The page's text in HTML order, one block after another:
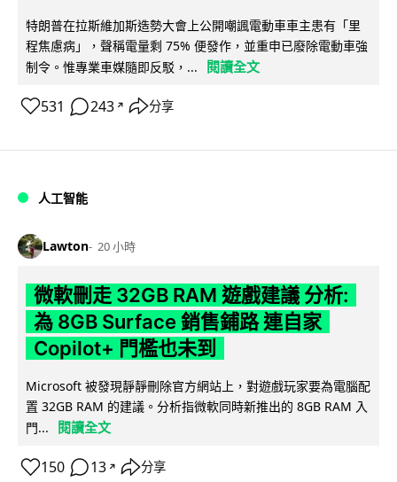
特朗普在拉斯維加斯造勢大會上公開嘲諷電動車車主患有「里
程焦慮病」，聲稱電量剩 75% 便發作，並重申已廢除電動車強
制令。惟專業車媒隨即反駁，...
閱讀全文
531 243 ↗ 分享
人工智能
Lawton 20 小時
微軟刪走 32GB RAM 遊戲建議 分析:
為 8GB Surface 銷售鋪路 連自家
Copilot+ 門檻也未到
Microsoft 被發現靜靜刪除官方網站上，對遊戲玩家要為電腦配
置 32GB RAM 的建議。分析指微軟同時新推出的 8GB RAM 入
門...
閱讀全文
150 13 ↗ 分享